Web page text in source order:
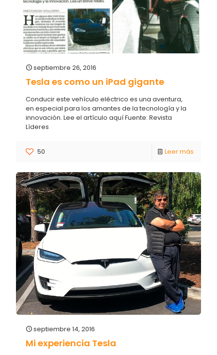
septiembre 26, 2016
Tesla es como un iPad gigante
Conducir este vehículo eléctrico es una aventura,
en especial para los amantes de la tecnología y la
innovación. Lee el artículo aquí Fuente: Revista
Líderes
50 Leer más
septiembre 14, 2016
Mi experiencia Tesla